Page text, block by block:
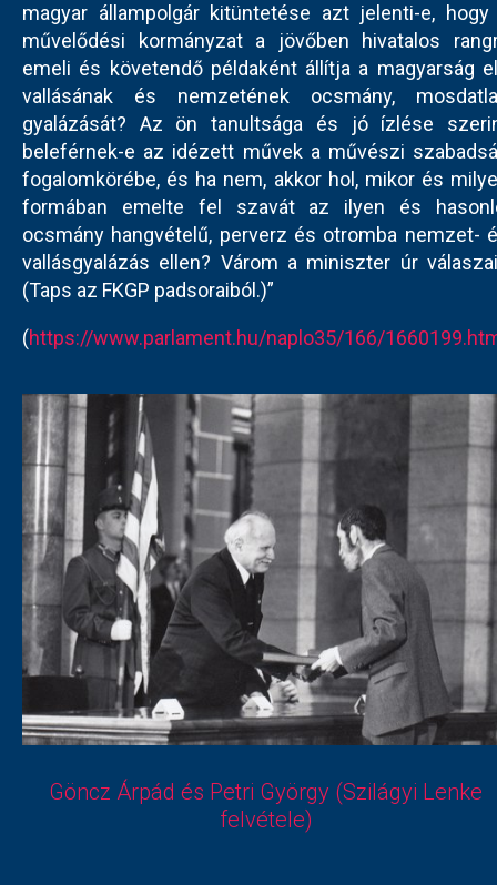
magyar állampolgár kitüntetése azt jelenti-e, hogy
művelődési kormányzat a jövőben hivatalos
emeli és követendő példaként állítja a magyarság
vallásának és nemzetének ocsmány,
gyalázását? Az ön tanultsága és jó ízlése
beleférnek-e az idézett művek a művészi
fogalomkörébe, és ha nem, akkor hol, mikor és
formában emelte fel szavát az ilyen és
ocsmány hangvételű, perverz és otromba nemzet-
vallásgyalázás ellen? Várom a miniszter úr
(Taps az FKGP padsoraiból.)”
(https://www.parlament.hu/naplo35/166/
Göncz Árpád és Petri György (Szilágyi Lenke
felvétele)